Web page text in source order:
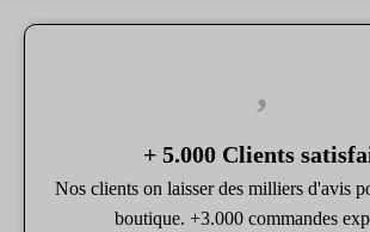
+ 5.000 Clients
Nos clients on laisser des milliers d'avis
boutique. +3.000 commandes